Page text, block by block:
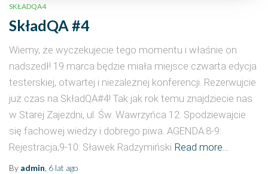
SKŁADQA4
SkładQA #4
Wiemy, że wyczekujecie tego momentu i właśnie on
nadszedł! 19 marca będzie miała miejsce czwarta edycja
testerskiej, otwartej i niezależnej konferencji. Rezerwujcie
już czas na SkładQA#4! Tak jak rok temu znajdziecie nas
w Starej Zajezdni, ul. Św. Wawrzyńca 12. Spodziewajcie
się fachowej wiedzy i dobrego piwa. AGENDA:8-9:
Rejestracja;9-10: Sławek Radzymiński Read more…
By admin 6 lat ago